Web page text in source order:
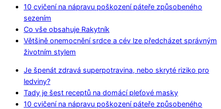
10 cvičení na nápravu poškození páteře způsobeného
sezením
Co vše obsahuje Rakytník
Většině onemocnění srdce a cév lze předcházet správným
životním stylem
Je špenát zdravá superpotravina, nebo skryté riziko pro
ledviny?
Tady je šest receptů na domácí pleťové masky
10 cvičení na nápravu poškození páteře způsobeného